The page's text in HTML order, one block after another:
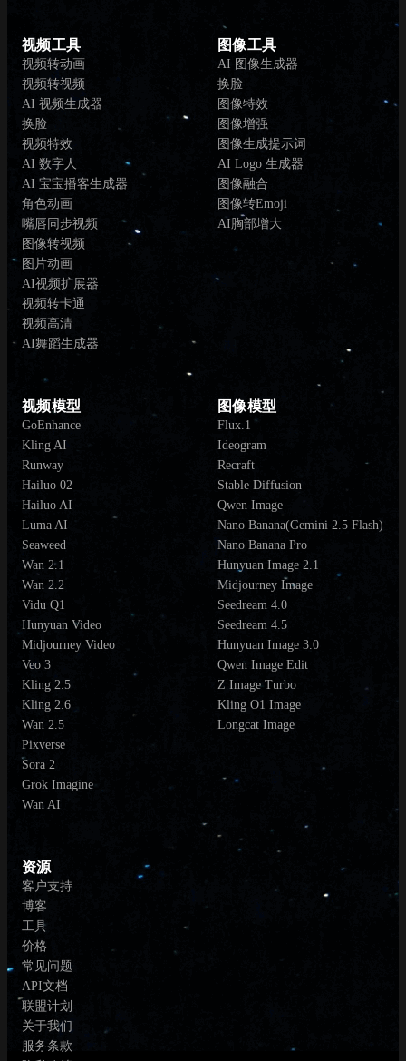
视频工具
视频转动画
视频转视频
AI 视频生成器
换脸
视频特效
AI 数字人
AI 宝宝播客生成器
角色动画
嘴唇同步视频
图像转视频
图片动画
AI视频扩展器
视频转卡通
视频高清
AI舞蹈生成器
图像工具
AI 图像生成器
换脸
图像特效
图像增强
图像生成提示词
AI Logo 生成器
图像融合
图像转Emoji
AI胸部增大
视频模型
GoEnhance
Kling AI
Runway
Hailuo 02
Hailuo AI
Luma AI
Seaweed
Wan 2.1
Wan 2.2
Vidu Q1
Hunyuan Video
Midjourney Video
Veo 3
Kling 2.5
Kling 2.6
Wan 2.5
Pixverse
Sora 2
Grok Imagine
Wan AI
图像模型
Flux.1
Ideogram
Recraft
Stable Diffusion
Qwen Image
Nano Banana(Gemini 2.5 Flash)
Nano Banana Pro
Hunyuan Image 2.1
Midjourney Image
Seedream 4.0
Seedream 4.5
Hunyuan Image 3.0
Qwen Image Edit
Z Image Turbo
Kling O1 Image
Longcat Image
资源
客户支持
博客
工具
价格
常见问题
API文档
联盟计划
关于我们
服务条款